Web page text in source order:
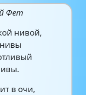
Фет
нивой,
в очи,